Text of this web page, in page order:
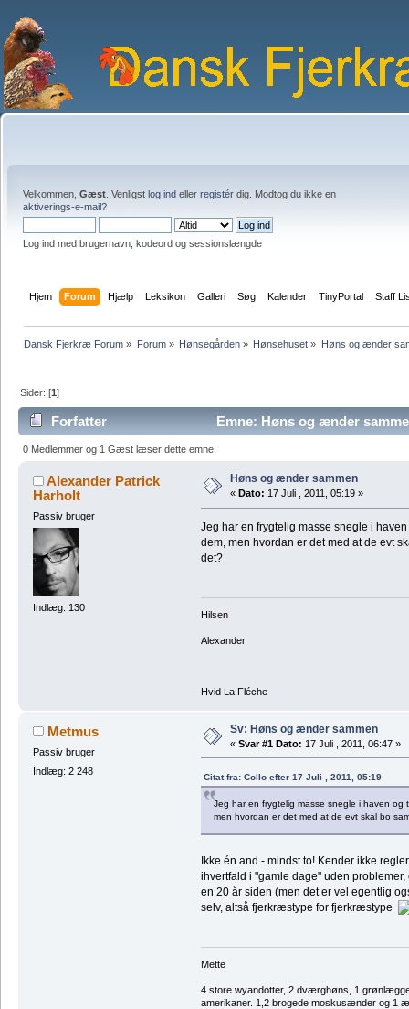
Velkommen, Gæst . Venligst log ind eller registér dig. Modtog du ikke en
aktiverings-e-mail?
Log ind med brugernavn, kodeord og sessionslængde
Hjem Forum Hjælp Leksikon Galleri Søg Kalender TinyPortal Staff
Dansk Fjerkræ Forum » Forum» Hønsegården» Hønsehuset » Høns og ænder
Sider: [1]
Forfatter Emne: Høns og ænder
0 Medlemmer og 1 Gæst læser dette emne.
Alexander Patrick
Harholt
Passiv bruger
Indlæg: 130
Høns og ænder sammen
« Dato: 17 Juli , 2011, 05:19 »
Jeg har en frygtelig masse snegle i
dem, men hvordan er det med at de evt
det?
Hilsen
Alexander
Hvid La Fléche
Metmus
Passiv bruger
Indlæg: 2 248
Sv: Høns og ænder sammen
« Svar #1 Dato: 17 Juli , 2011, 06:47 »
Citat fra: Collo efter 17 Juli , 2011, 05:19
Jeg har en frygtelig masse snegle i haven
men hvordan er det med at de evt skal bo
Ikke én and - mindst to! Kender ikke
ihvertfald i "gamle dage" uden
en 20 år siden (men det er vel egentlig
selv, altså fjerkræstype for fjerkræstype
Mette
4 store wyandotter, 2 dværghøns, 1
amerikaner. 1,2 brogede moskusænder og 1